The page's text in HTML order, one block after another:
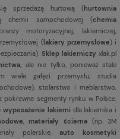
sprzedażą hurtową ( hurtownia
chemii samochodowej (chemia
motoryzacyjnej, lakierniczej,
( lakiery przemysłowe) i
Sklep lakierniczy xlak.pl
ale nie tylko, ponieważ stale
wiele gałęzi przemysłu, studia
stolarstwo i meblarstwo,
pokrewne segmenty rynku w Polsce.
wyposażenie lakierni dla lakiernika i
,materiały ścierne (np. 3M
polerskie,auto kosmetyki